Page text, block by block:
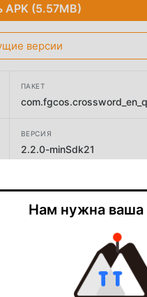
APK (5.57MB)
версии
ПАКЕТ
ВЕРСИЯ
2.2.0-minSdk21
Нам нужна